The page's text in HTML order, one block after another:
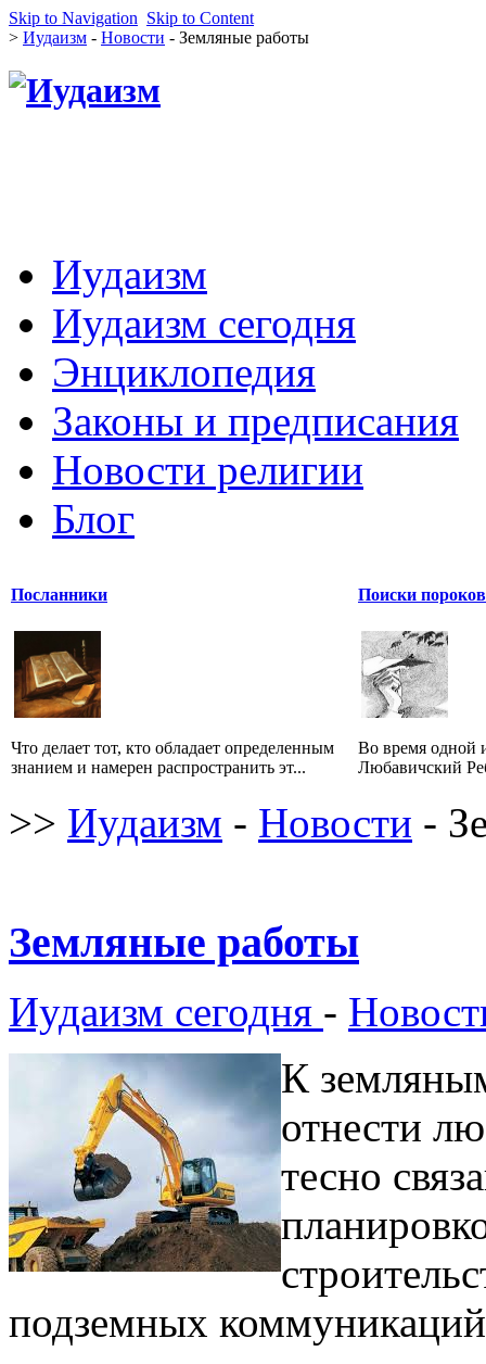
Skip to Navigation Skip to Content
> Иудаизм - Новости - Земляные работы
Иудаизм
Иудаизм сегодня
Энциклопедия
Законы и предписания
Новости религии
Блог
Посланники
Что делает тот, кто обладает определенным
знанием и намерен распространить эт...
Поиски пороков
Во время одной
Любавичский
>> Иудаизм - Новости -
Земляные работы
Иудаизм сегодня -
К
отнести
тесно
подземных